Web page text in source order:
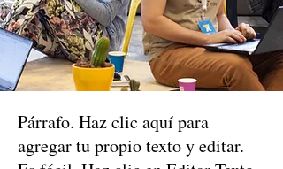
Párrafo. Haz clic aquí para
agregar tu propio texto y editar.